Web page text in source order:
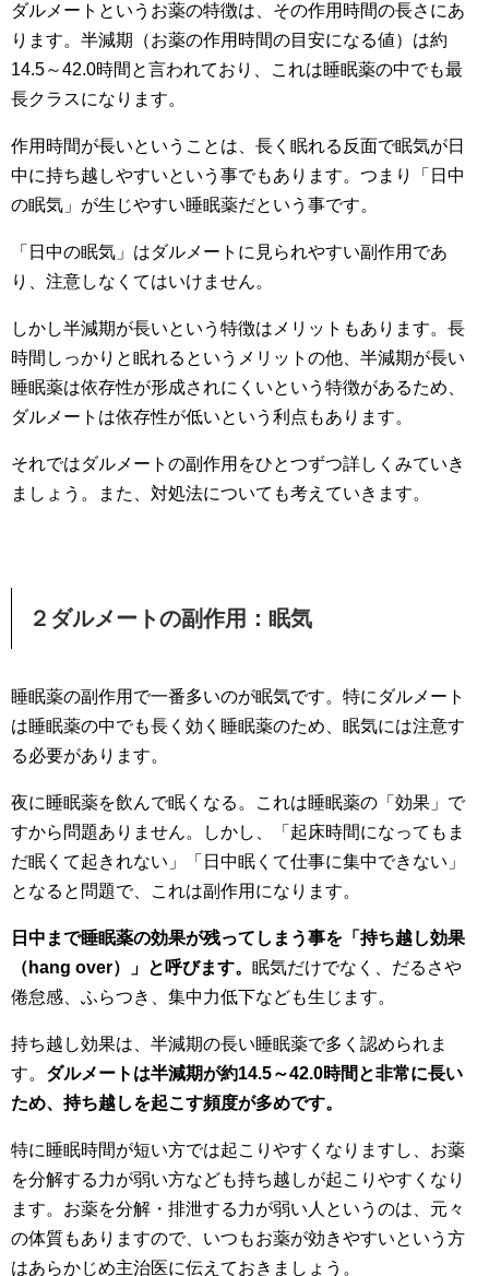
ダルメートというお薬の特徴は、その作用時間の長さにあ
ります。半減期（お薬の作用時間の目安になる値）は約
14.5～42.0時間と言われており、これは睡眠薬の中でも最
長クラスになります。
作用時間が長いということは、長く眠れる反面で眠気が日
中に持ち越しやすいという事でもあります。つまり「日中
の眠気」が生じやすい睡眠薬だという事です。
「日中の眠気」はダルメートに見られやすい副作用であ
り、注意しなくてはいけません。
しかし半減期が長いという特徴はメリットもあります。長
時間しっかりと眠れるというメリットの他、半減期が長い
睡眠薬は依存性が形成されにくいという特徴があるため、
ダルメートは依存性が低いという利点もあります。
それではダルメートの副作用をひとつずつ詳しくみていき
ましょう。また、対処法についても考えていきます。
２ダルメートの副作用：眠気
睡眠薬の副作用で一番多いのが眠気です。特にダルメート
は睡眠薬の中でも長く効く睡眠薬のため、眠気には注意す
る必要があります。
夜に睡眠薬を飲んで眠くなる。これは睡眠薬の「効果」で
すから問題ありません。しかし、「起床時間になってもま
だ眠くて起きれない」「日中眠くて仕事に集中できない」
となると問題で、これは副作用になります。
日中まで睡眠薬の効果が残ってしまう事を「持ち越し効果
（hang over）」と呼びます。 眠気だけでなく、だるさや
倦怠感、ふらつき、集中力低下なども生じます。
持ち越し効果は、半減期の長い睡眠薬で多く認められま
す。 ダルメートは半減期が約14.5～42.0時間と非常に長い
ため、持ち越しを起こす頻度が多めです。
特に睡眠時間が短い方では起こりやすくなりますし、お薬
を分解する力が弱い方なども持ち越しが起こりやすくなり
ます。お薬を分解・排泄する力が弱い人というのは、元々
の体質もありますので、いつもお薬が効きやすいという方
はあらかじめ主治医に伝えておきましょう。